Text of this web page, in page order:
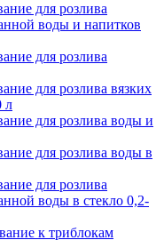
для розлива
воды и напитков
для розлива
для розлива вязких
л
для розлива воды и
для розлива воды в
для розлива
воды в стекло 0,2-
к триблокам